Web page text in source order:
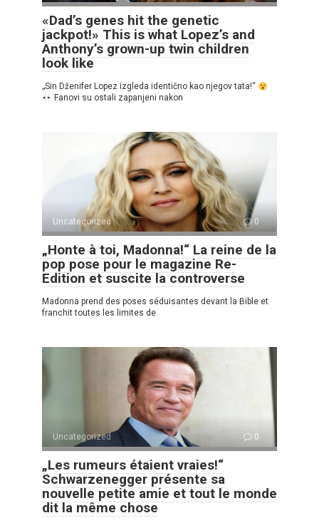
«Dad’s genes hit the genetic
jackpot!» This is what Lopez’s and
Anthony’s grown-up twin children
look like
„Sin Dženifer Lopez izgleda identično kao njegov tata!“
Fanovi su ostali zapanjeni nakon
Uncategorized 0
„Honte à toi, Madonna!“ La reine de la
pop pose pour le magazine Re-
Edition et suscite la controverse
Madonna prend des poses séduisantes devant la Bible et
franchit toutes les limites de
Uncategorized 0
„Les rumeurs étaient vraies!“
Schwarzenegger présente sa
nouvelle petite amie et tout le monde
dit la même chose